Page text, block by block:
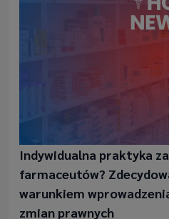
Indywidualna praktyka
farmaceutów?
warunkiem
zmian prawnych